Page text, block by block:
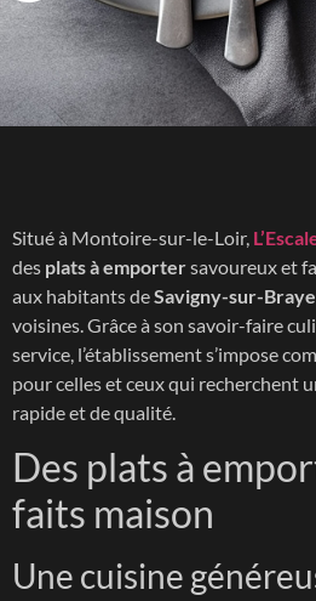
Situé à Montoire-sur-le-Loir,
des plats à emportersavoureux et
aux habitants deSavigny-sur-Braye
voisines. Grâce à son savoir-faire
service, l’établissement s’impose
pour celles et ceux qui recherchent
rapide et de qualité.
Des plats à
faits maison
Une cuisine